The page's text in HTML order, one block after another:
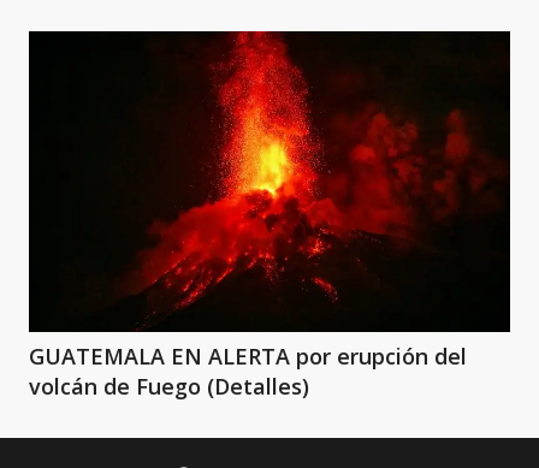
GUATEMALA EN ALERTA por erupción del
volcán de Fuego (Detalles)